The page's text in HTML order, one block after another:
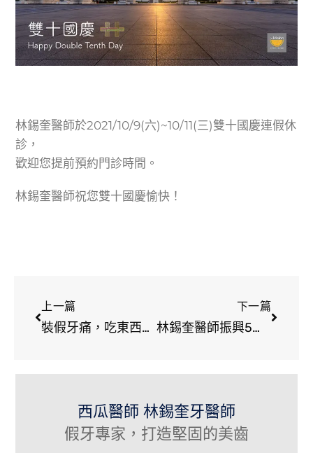
林錫奎醫師於2021/10/9(六)~10/11(三)雙十國慶連假休
診，
歡迎您提前預約門診時間。
林錫奎醫師祝您雙十國慶愉快！
上一篇
裝假牙痛，吃東西痛，連講話也痛？
下一篇
林錫奎醫師振興5倍券使用辦法
西瓜醫師 林錫奎牙醫師
假牙專家，打造堅固的美齒